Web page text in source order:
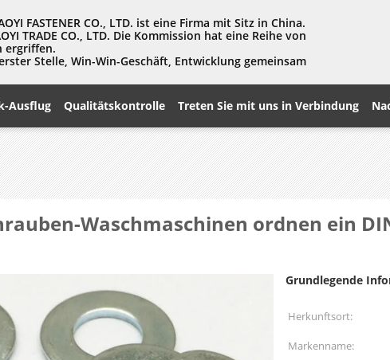
FASTENER CO., LTD. ist eine Firma mit Sitz in China.
TRADE CO., LTD. Die Kommission hat eine Reihe von
ergriffen.
Stelle, Win-Win-Geschäft, Entwicklung gemeinsam
Ausflug Qualitätskontrolle Treten Sie mit uns in Verbindung
Waschmaschinen ordnen ein
Grundlegende
Herkunftsort:
Markenname: